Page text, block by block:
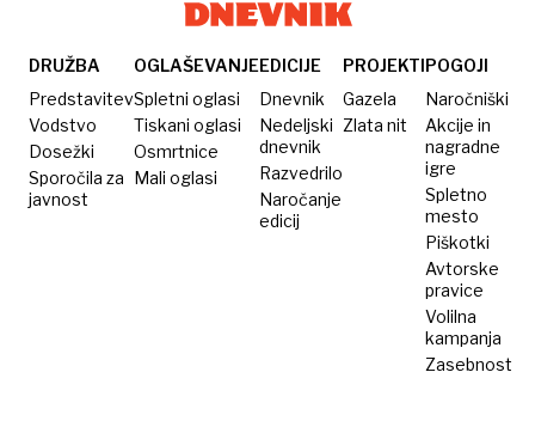
DRUŽBA
Predstavitev
Vodstvo
Dosežki
Sporočila za
javnost
OGLAŠEVANJE
Spletni oglasi
Tiskani oglasi
Osmrtnice
Mali oglasi
EDICIJE
Dnevnik
Nedeljski
dnevnik
Razvedrilo
Naročanje
edicij
PROJEKTI
Gazela
Zlata nit
POGOJI
Naročniški
Akcije in
nagradne
igre
Spletno
mesto
Piškotki
Avtorske
pravice
Volilna
kampanja
Zasebnost